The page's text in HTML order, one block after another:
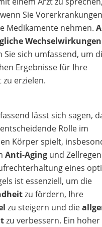
Sie
Medikamente nehmen.
Wechselwirkungen
sich umfassend, um
Ergebnisse für Ihre
erzielen.
lässt sich sagen,
Rolle im
Körper spielt,
Anti-Agingund
eines
ist essenziell, um die
zu fördern, Ihre
zu steigern und die
zu verbessern. Ein hoher